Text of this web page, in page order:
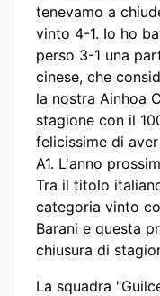
tenevamo a
vinto 4-1. Io ho
perso 3-1 una
cinese, che
la nostra Ainhoa
stagione con il
felicissime di
A1. L'anno
Tra il titolo
categoria vinto
Barani e questa
chiusura di
La squadra